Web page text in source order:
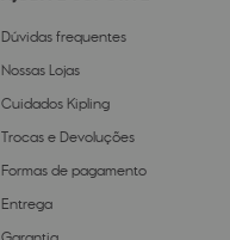
Dúvidas frequentes
Nossas Lojas
Cuidados Kipling
Trocas e Devoluções
Formas de pagamento
Entrega